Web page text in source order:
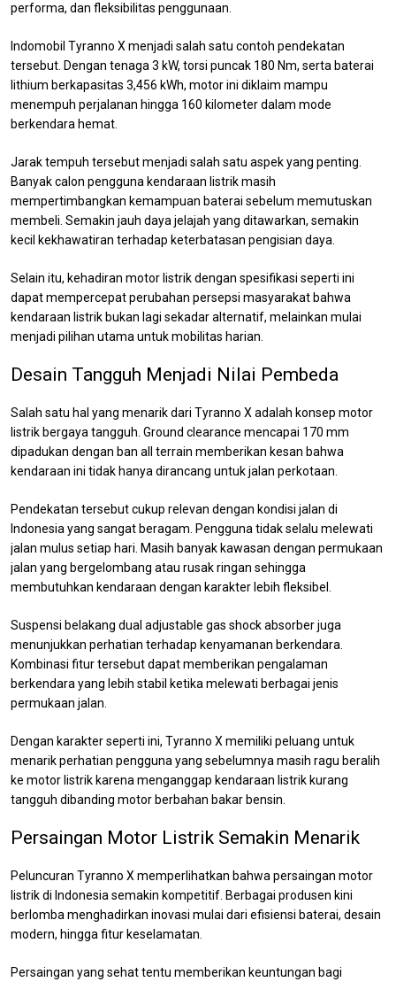
performa, dan fleksibilitas penggunaan.
Indomobil Tyranno X menjadi salah satu contoh pendekatan
tersebut. Dengan tenaga 3 kW, torsi puncak 180 Nm, serta baterai
lithium berkapasitas 3,456 kWh, motor ini diklaim mampu
menempuh perjalanan hingga 160 kilometer dalam mode
berkendara hemat.
Jarak tempuh tersebut menjadi salah satu aspek yang penting.
Banyak calon pengguna kendaraan listrik masih
mempertimbangkan kemampuan baterai sebelum memutuskan
membeli. Semakin jauh daya jelajah yang ditawarkan, semakin
kecil kekhawatiran terhadap keterbatasan pengisian daya.
Selain itu, kehadiran motor listrik dengan spesifikasi seperti ini
dapat mempercepat perubahan persepsi masyarakat bahwa
kendaraan listrik bukan lagi sekadar alternatif, melainkan mulai
menjadi pilihan utama untuk mobilitas harian.
Desain Tangguh Menjadi Nilai Pembeda
Salah satu hal yang menarik dari Tyranno X adalah konsep motor
listrik bergaya tangguh. Ground clearance mencapai 170 mm
dipadukan dengan ban all terrain memberikan kesan bahwa
kendaraan ini tidak hanya dirancang untuk jalan perkotaan.
Pendekatan tersebut cukup relevan dengan kondisi jalan di
Indonesia yang sangat beragam. Pengguna tidak selalu melewati
jalan mulus setiap hari. Masih banyak kawasan dengan permukaan
jalan yang bergelombang atau rusak ringan sehingga
membutuhkan kendaraan dengan karakter lebih fleksibel.
Suspensi belakang dual adjustable gas shock absorber juga
menunjukkan perhatian terhadap kenyamanan berkendara.
Kombinasi fitur tersebut dapat memberikan pengalaman
berkendara yang lebih stabil ketika melewati berbagai jenis
permukaan jalan.
Dengan karakter seperti ini, Tyranno X memiliki peluang untuk
menarik perhatian pengguna yang sebelumnya masih ragu beralih
ke motor listrik karena menganggap kendaraan listrik kurang
tangguh dibanding motor berbahan bakar bensin.
Persaingan Motor Listrik Semakin Menarik
Peluncuran Tyranno X memperlihatkan bahwa persaingan motor
listrik di Indonesia semakin kompetitif. Berbagai produsen kini
berlomba menghadirkan inovasi mulai dari efisiensi baterai, desain
modern, hingga fitur keselamatan.
Persaingan yang sehat tentu memberikan keuntungan bagi